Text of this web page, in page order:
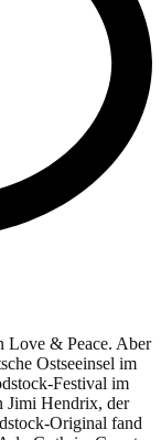
Love & Peace. Aber
Ostseeinsel im
Festival im
Jimi Hendrix, der
Original fand